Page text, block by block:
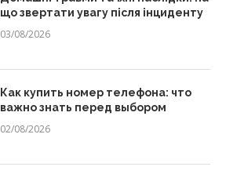
що звертати увагу після інциденту
03/08/2026
Как купить номер телефона: что
важно знать перед выбором
02/08/2026